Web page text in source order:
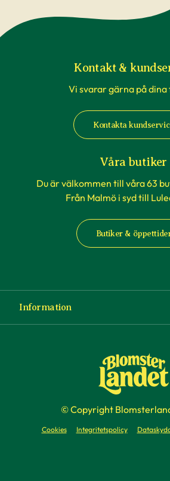
Kontakt &
Vi svarar gärna på
Kontakta
Våra butiker
Du är välkommen till våra 63
Från Malmö i syd till
Butiker &
Information
Köp- och leveransvillkor
Företag
© Copyright
Cookies Integritetspolicy